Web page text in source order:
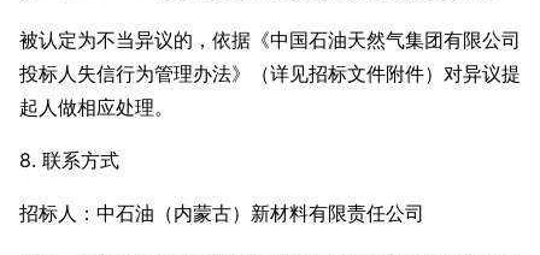
被认定为不当异议的，依据《中国石油天然气集团有限公司
投标人失信行为管理办法》（详见招标文件附件）对异议提
起人做相应处理。
8. 联系方式
招标人：中石油（内蒙古）新材料有限责任公司